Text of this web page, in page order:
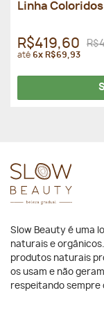
Linha
R$419,60
até6x R$69,93
Slow Beauty é uma
naturais e
produtos naturais
os usam e não
respeitando sempre